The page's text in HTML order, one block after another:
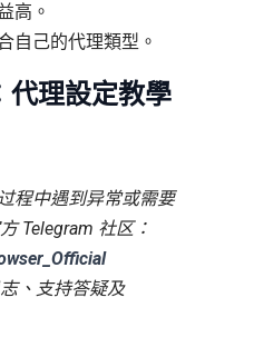
高。
自己的代理類型。
代理設定教學
程中遇到异常或需要
Telegram 社区：
、支持答疑及